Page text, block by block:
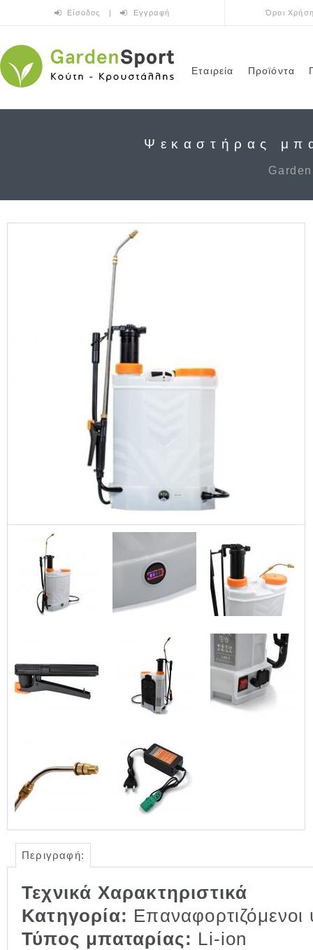
Είσοδος | Εγγραφή Όροι
Εταιρεία Προϊόντα
Ψεκαστήρας
Περιγραφή:
Τεχνικά Χαρακτηριστικά
Κατηγορία:
Τύπος μπαταρίας: Li-ion